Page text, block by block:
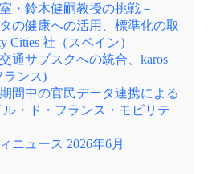
・鈴木健嗣教授の挑戦－
の健康への活用、標準化の取
Cities 社（スペイン）
通サブスクへの統合、karos
ランス)
間中の官民データ連携による
ル・ド・フランス・モビリテ
ニュース 2026年6月